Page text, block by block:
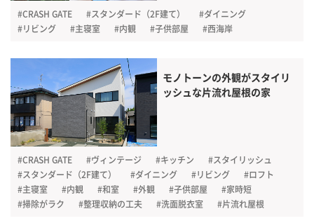
#CRASH GATE #スタンダード（2F建て）
#ダイニング
#リビング
#主寝室 #内観 #子供部屋 #西海岸
モノトーンの外観がスタイリ
ッシュな片流れ屋根の家
#CRASH GATE #ヴィンテージ #キッチン
#スタイリッシュ
#スタンダード（2F建て）
#ダイニング #リビング
#ロフト
#主寝室
#内観 #和室 #外観 #子供部屋
#家時短
#掃除がラク
#整理収納の工夫 #洗面脱衣室 #片流れ屋根